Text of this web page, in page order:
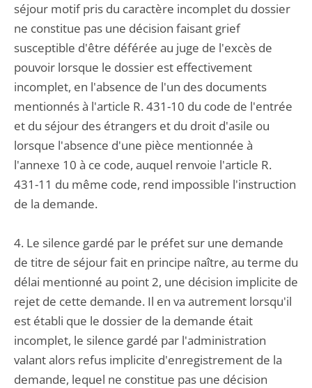
séjour motif pris du caractère incomplet du dossier
ne constitue pas une décision faisant grief
susceptible d'être déférée au juge de l'excès de
pouvoir lorsque le dossier est effectivement
incomplet, en l'absence de l'un des documents
mentionnés à l'article R. 431-10 du code de l'entrée
et du séjour des étrangers et du droit d'asile ou
lorsque l'absence d'une pièce mentionnée à
l'annexe 10 à ce code, auquel renvoie l'article R.
431-11 du même code, rend impossible l'instruction
de la demande.
4. Le silence gardé par le préfet sur une demande
de titre de séjour fait en principe naître, au terme du
délai mentionné au point 2, une décision implicite de
rejet de cette demande. Il en va autrement lorsqu'il
est établi que le dossier de la demande était
incomplet, le silence gardé par l'administration
valant alors refus implicite d'enregistrement de la
demande, lequel ne constitue pas une décision